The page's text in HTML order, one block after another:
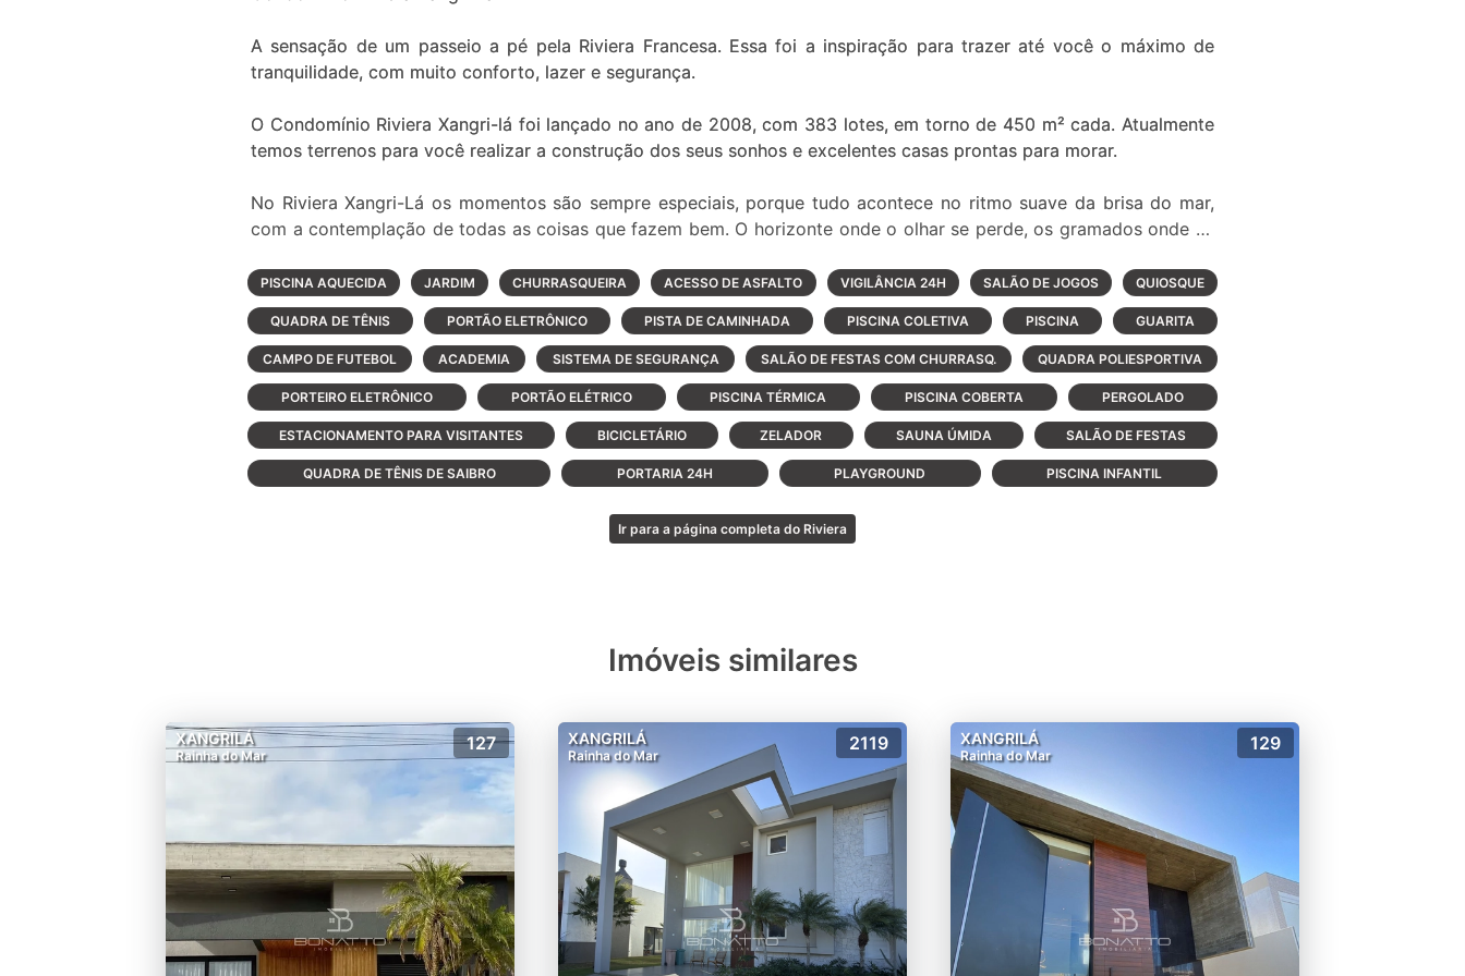
A sensação de um passeio a pé pela Riviera Francesa. Essa foi a inspiração para trazer até você o máximo de
tranquilidade, com muito conforto, lazer e segurança.
O Condomínio Riviera Xangri-lá foi lançado no ano de 2008, com 383 lotes, em torno de 450 m² cada. Atualmente
temos terrenos para você realizar a construção dos seus sonhos e excelentes casas prontas para morar.
No Riviera Xangri-Lá os momentos são sempre especiais, porque tudo acontece no ritmo suave da brisa do mar,
com a contemplação de todas as coisas que fazem bem. O horizonte onde o olhar se perde, os gramados onde as
Para oferecer tudo isso a você, o Riviera Xangri-Lá foi pensado de um jeito diferente. Aqui 90% dos lotes estão
localizados de frente para lagos ou áreas verdes. Sua distribuição inteligente evita que um lote tenha fundos
diretamente para outro, proporcionando muito mais privacidade. Além disso, 60% dos seus mais de 387 mil m² são
destinados ao lazer, recreação, prática de esportes e áreas verdes.
É muito espaço para você passar seu tempo aproveitando tudo o que a vida tem de melhor!
PISCINA AQUECIDA JARDIM CHURRASQUEIRA ACESSO DE ASFALTO VIGILÂNCIA 24H SALÃO DE JOGOS QUIOSQUE
QUADRA DE TÊNIS PORTÃO ELETRÔNICO PISTA DE CAMINHADA PISCINA COLETIVA PISCINA GUARITA
CAMPO DE FUTEBOL ACADEMIA SISTEMA DE SEGURANÇA SALÃO DE FESTAS COM CHURRASQ. QUADRA POLIESPORTIVA
PORTEIRO ELETRÔNICO PORTÃO ELÉTRICO PISCINA TÉRMICA PISCINA COBERTA PERGOLADO
ESTACIONAMENTO PARA VISITANTES BICICLETÁRIO ZELADOR SAUNA ÚMIDA SALÃO DE FESTAS
QUADRA DE TÊNIS DE SAIBRO PORTARIA 24H PLAYGROUND PISCINA INFANTIL
Ir para a página completa do Riviera
Imóveis similares
XANGRILÁ
Rainha do Mar
127 XANGRILÁ
Rainha do Mar
2119 XANGRILÁ
Rainha do Mar
129